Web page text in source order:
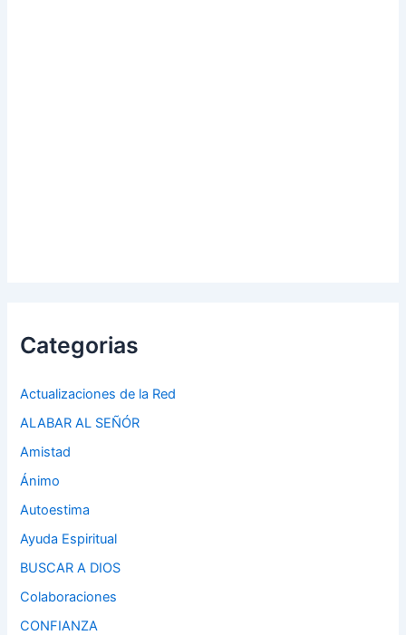
Categorias
Actualizaciones de la Red
ALABAR AL SEÑÓR
Amistad
Ánimo
Autoestima
Ayuda Espiritual
BUSCAR A DIOS
Colaboraciones
CONFIANZA